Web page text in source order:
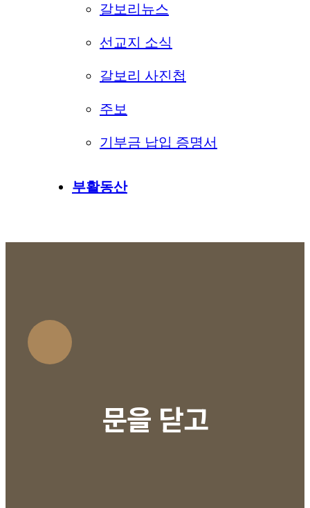
갈보리뉴스
선교지 소식
갈보리 사진첩
주보
기부금 납입 증명서
부활동산
문을 닫고